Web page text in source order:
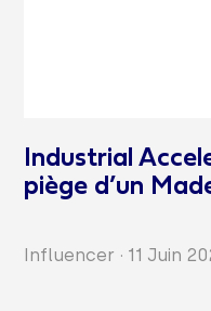
Industrial
piège d’un
Influencer · 11 Juin